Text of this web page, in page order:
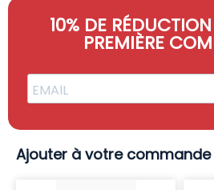
10% DE
PREMIÈRE
Ajouter à votre commande